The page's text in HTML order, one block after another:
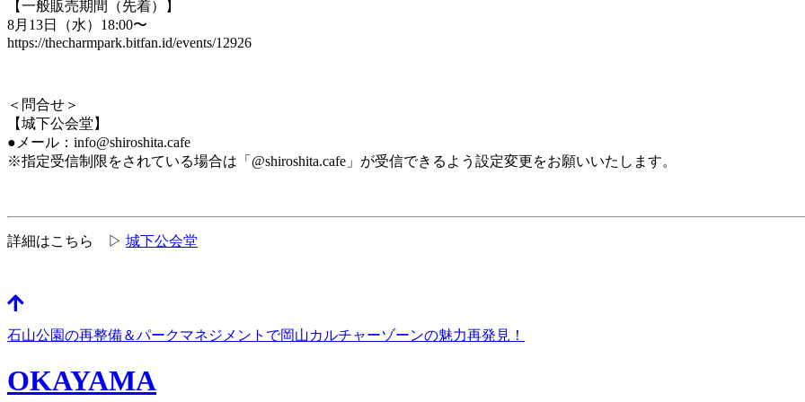
【一般販売期間（先着）】
8月13日（水）18:00〜
https://thecharmpark.bitfan.id/events/12926
＜問合せ＞
【城下公会堂】
●メール：info@shiroshita.cafe
※指定受信制限をされている場合は「@shiroshita.cafe」が受信できるよう設定変更をお願いいたします。
詳細はこちら ▷ 城下公会堂
石山公園の再整備＆パークマネジメントで岡山カルチャーゾーンの魅力再発見！
OKAYAMA